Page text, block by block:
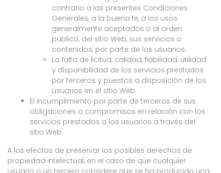
contrario a las presentes Condiciones
Generales, a la buena fe, a los usos
generalmente aceptados o al orden
público, del sitio Web, sus servicios o
contenidos, por parte de los usuarios.
La falta de licitud, calidad, fiabilidad, utilidad
y disponibilidad de los servicios prestados
por terceros y puestos a disposición de los
usuarios en el sitio Web.
El incumplimiento por parte de terceros de sus
obligaciones o compromisos en relación con los
servicios prestados a los usuarios a través del
sitio Web.
A los efectos de preservar los posibles derechos de
propiedad intelectual, en el caso de que cualquier
usuario o un tercero considere que se ha producido una